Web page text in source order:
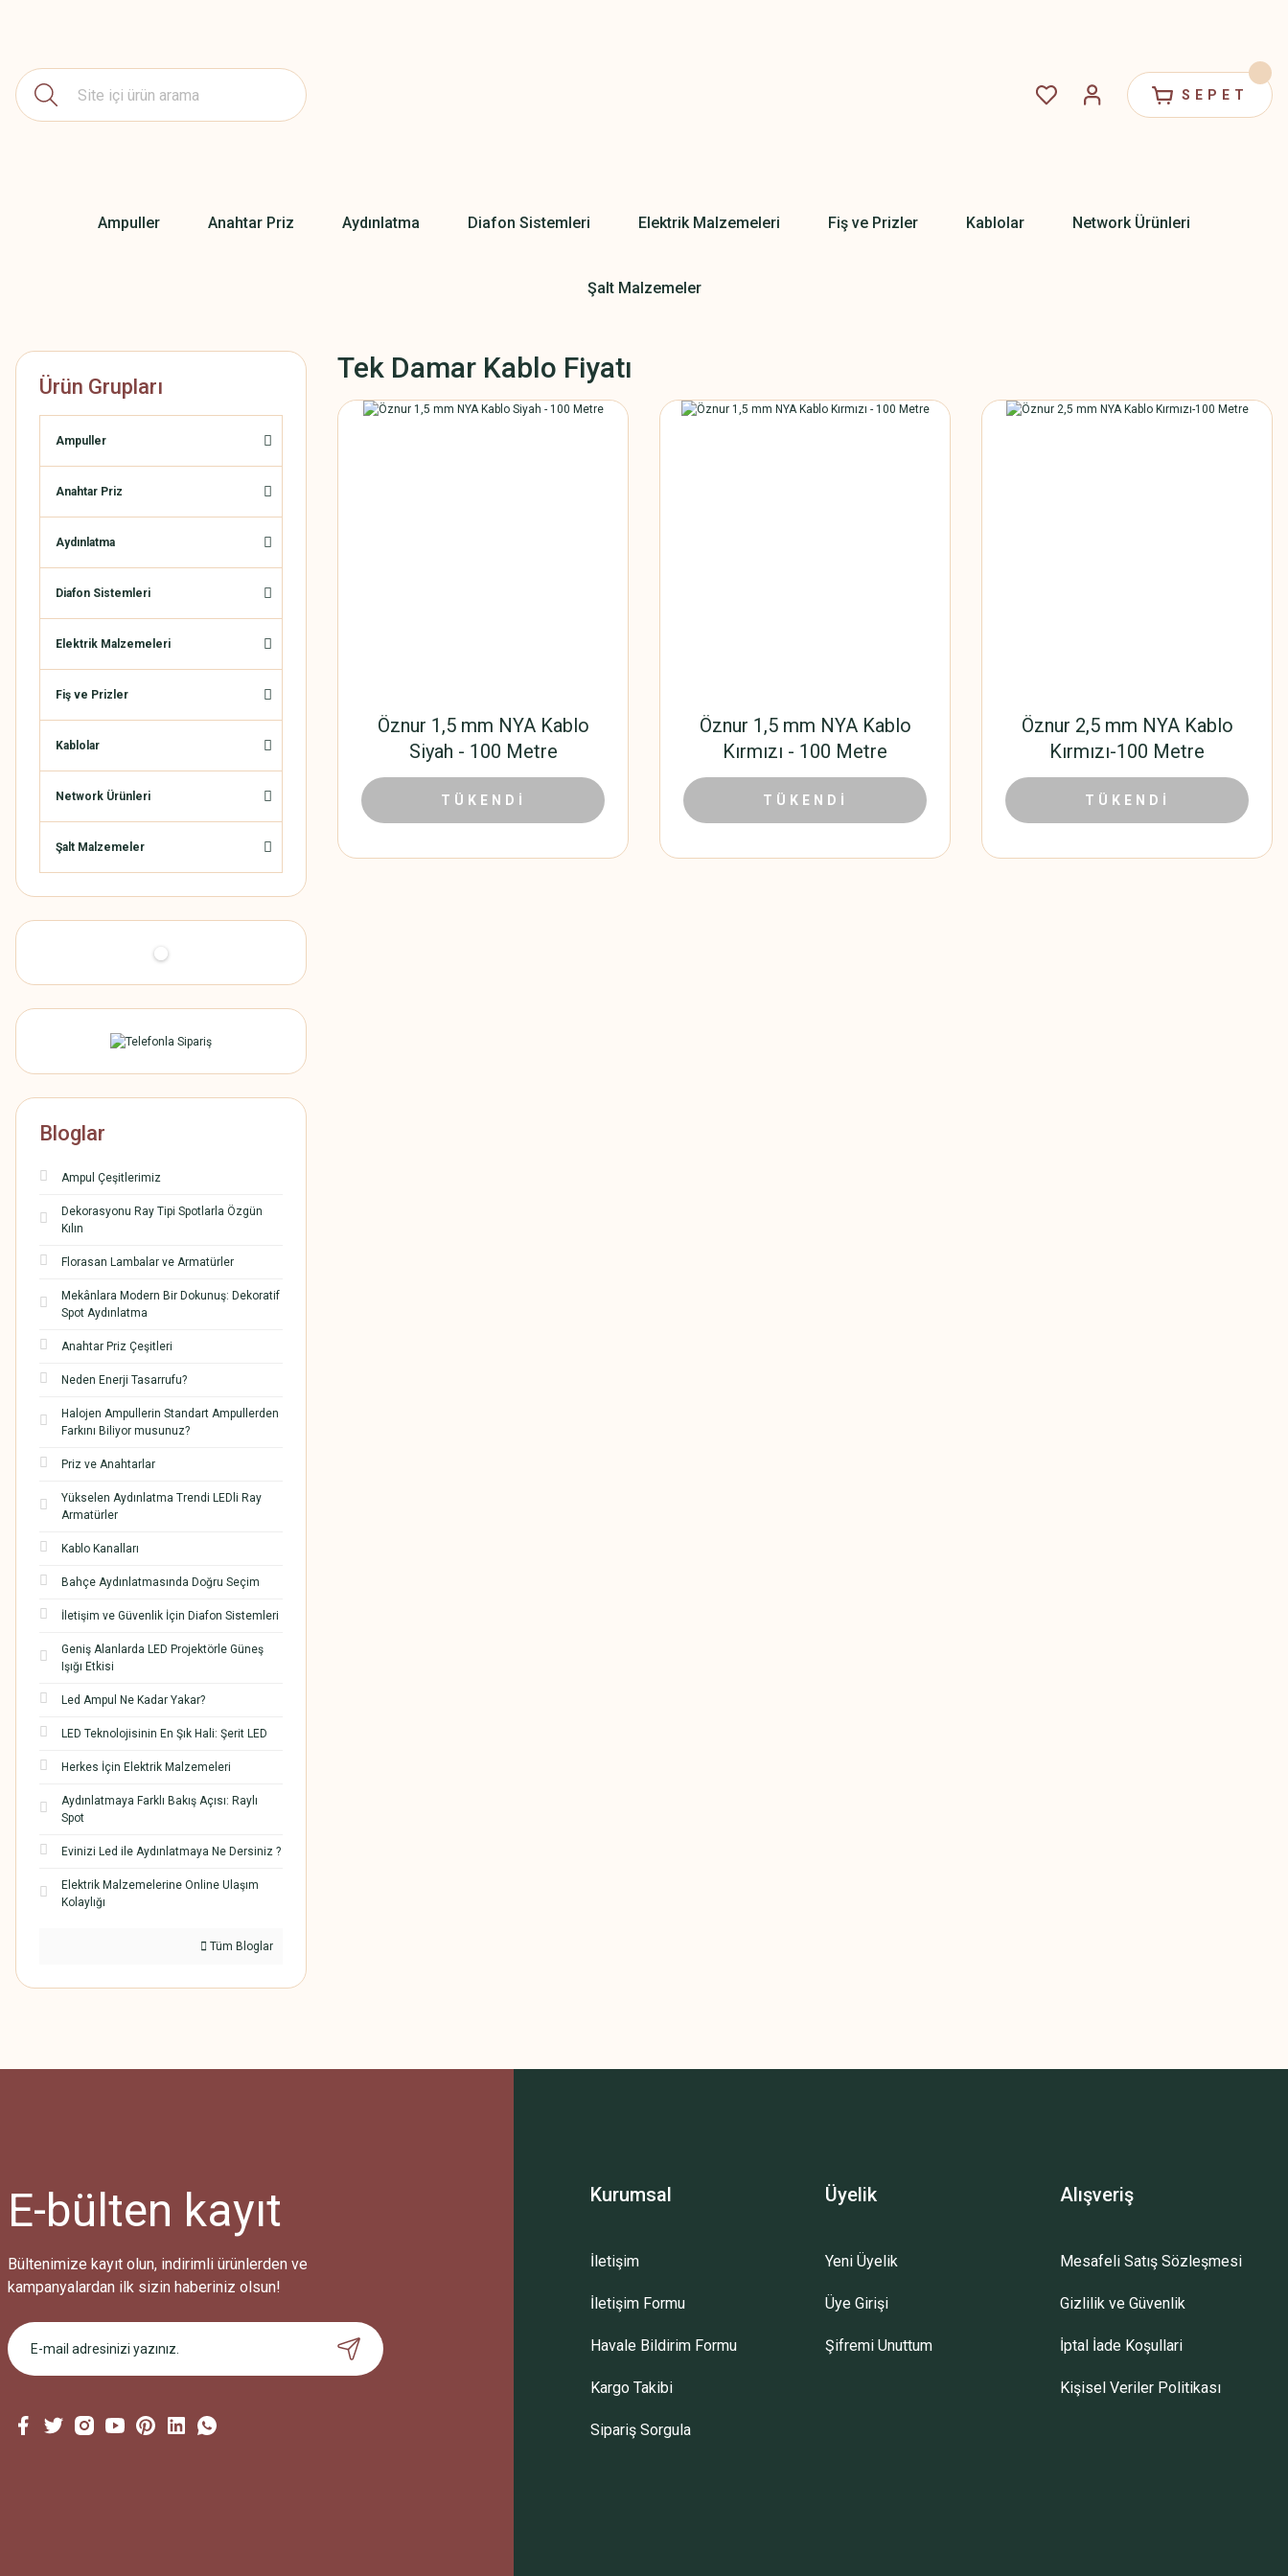
SEPET
Ampuller Anahtar Priz Aydınlatma Diafon Sistemleri Elektrik Malzemeleri Fiş ve Prizler Kablolar Network Ürünleri
Şalt Malzemeler
Ürün Grupları
Ampuller
Anahtar Priz
Aydınlatma
Diafon Sistemleri
Elektrik Malzemeleri
Fiş ve Prizler
Kablolar
Network Ürünleri
Şalt Malzemeler
Bloglar
Ampul Çeşitlerimiz
Dekorasyonu Ray Tipi Spotlarla Özgün
Kılın
Florasan Lambalar ve Armatürler
Mekânlara Modern Bir Dokunuş: Dekoratif
Spot Aydınlatma
Anahtar Priz Çeşitleri
Neden Enerji Tasarrufu?
Halojen Ampullerin Standart Ampullerden
Farkını Biliyor musunuz?
Priz ve Anahtarlar
Yükselen Aydınlatma Trendi LEDli Ray
Armatürler
Kablo Kanalları
Bahçe Aydınlatmasında Doğru Seçim
İletişim ve Güvenlik İçin Diafon Sistemleri
Geniş Alanlarda LED Projektörle Güneş
Işığı Etkisi
Led Ampul Ne Kadar Yakar?
LED Teknolojisinin En Şık Hali: Şerit LED
Herkes İçin Elektrik Malzemeleri
Aydınlatmaya Farklı Bakış Açısı: Raylı
Spot
Evinizi Led ile Aydınlatmaya Ne Dersiniz ?
Elektrik Malzemelerine Online Ulaşım
Kolaylığı
Tüm Bloglar
Tek Damar Kablo Fiyatı
Öznur 1,5 mm NYA Kablo
Siyah - 100 Metre
1.584,00 TL 1.108,80 TL
TÜKENDİ
Öznur 1,5 mm NYA Kablo
Kırmızı - 100 Metre
1.584,00 TL 1.108,80 TL
TÜKENDİ
Öznur 2,5 mm NYA Kablo
Kırmızı-100 Metre
2.574,00 TL 1.801,80 TL
TÜKENDİ
E-bülten kayıt
Bültenimize kayıt olun, indirimli ürünlerden ve
kampanyalardan ilk sizin haberiniz olsun!
Kurumsal
İletişim
İletişim Formu
Havale Bildirim Formu
Kargo Takibi
Sipariş Sorgula
Üyelik
Yeni Üyelik
Üye Girişi
Şifremi Unuttum
Alışveriş
Mesafeli Satış Sözleşmesi
Gizlilik ve Güvenlik
İptal İade Koşullari
Kişisel Veriler Politikası